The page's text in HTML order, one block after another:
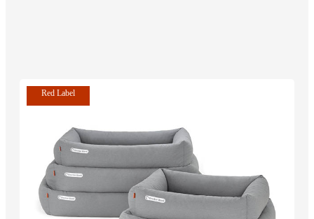
Red Label